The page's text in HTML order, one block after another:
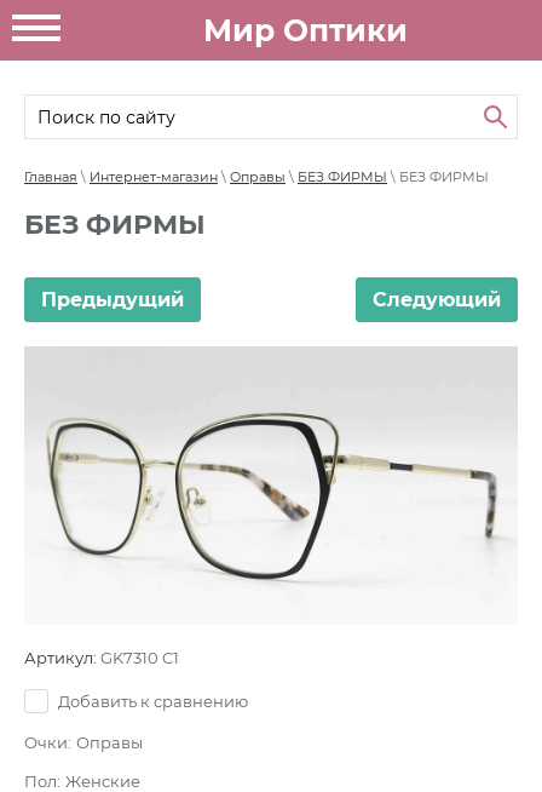
Мир Оптики
Главная \ Интернет-магазин \ Оправы \ БЕЗ ФИРМЫ \ БЕЗ ФИРМЫ
БЕЗ ФИРМЫ
Предыдущий Следующий
Артикул: GK7310 C1
Добавить к сравнению
Очки: Оправы
Пол: Женские